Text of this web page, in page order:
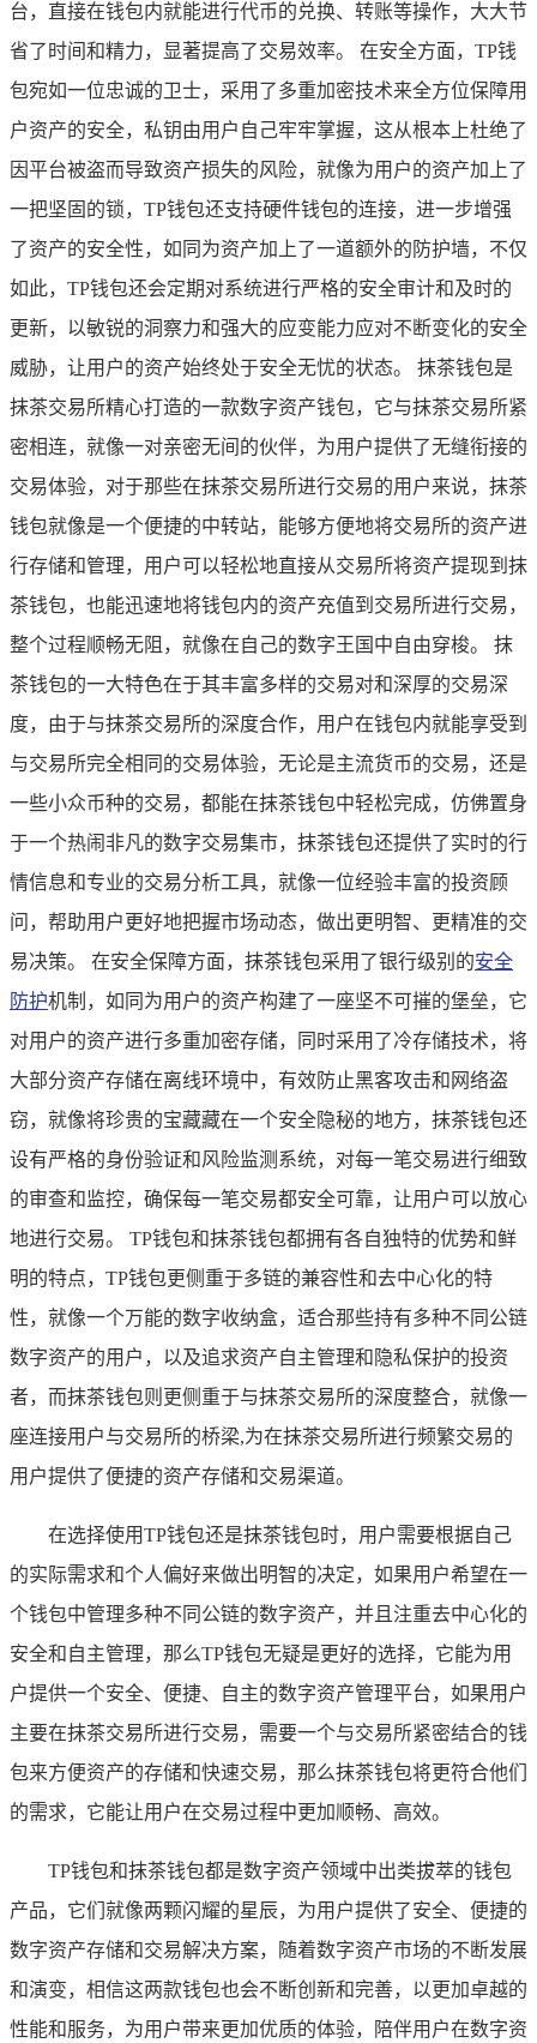
台，直接在钱包内就能进行代币的兑换、转账等操作，大大节
省了时间和精力，显著提高了交易效率。 在安全方面，TP钱
包宛如一位忠诚的卫士，采用了多重加密技术来全方位保障用
户资产的安全，私钥由用户自己牢牢掌握，这从根本上杜绝了
因平台被盗而导致资产损失的风险，就像为用户的资产加上了
一把坚固的锁，TP钱包还支持硬件钱包的连接，进一步增强
了资产的安全性，如同为资产加上了一道额外的防护墙，不仅
如此，TP钱包还会定期对系统进行严格的安全审计和及时的
更新，以敏锐的洞察力和强大的应变能力应对不断变化的安全
威胁，让用户的资产始终处于安全无忧的状态。 抹茶钱包是
抹茶交易所精心打造的一款数字资产钱包，它与抹茶交易所紧
密相连，就像一对亲密无间的伙伴，为用户提供了无缝衔接的
交易体验，对于那些在抹茶交易所进行交易的用户来说，抹茶
钱包就像是一个便捷的中转站，能够方便地将交易所的资产进
行存储和管理，用户可以轻松地直接从交易所将资产提现到抹
茶钱包，也能迅速地将钱包内的资产充值到交易所进行交易，
整个过程顺畅无阻，就像在自己的数字王国中自由穿梭。 抹
茶钱包的一大特色在于其丰富多样的交易对和深厚的交易深
度，由于与抹茶交易所的深度合作，用户在钱包内就能享受到
与交易所完全相同的交易体验，无论是主流货币的交易，还是
一些小众币种的交易，都能在抹茶钱包中轻松完成，仿佛置身
于一个热闹非凡的数字交易集市，抹茶钱包还提供了实时的行
情信息和专业的交易分析工具，就像一位经验丰富的投资顾
问，帮助用户更好地把握市场动态，做出更明智、更精准的交
易决策。 在安全保障方面，抹茶钱包采用了银行级别的安全
防护机制，如同为用户的资产构建了一座坚不可摧的堡垒，它
对用户的资产进行多重加密存储，同时采用了冷存储技术，将
大部分资产存储在离线环境中，有效防止黑客攻击和网络盗
窃，就像将珍贵的宝藏藏在一个安全隐秘的地方，抹茶钱包还
设有严格的身份验证和风险监测系统，对每一笔交易进行细致
的审查和监控，确保每一笔交易都安全可靠，让用户可以放心
地进行交易。 TP钱包和抹茶钱包都拥有各自独特的优势和鲜
明的特点，TP钱包更侧重于多链的兼容性和去中心化的特
性，就像一个万能的数字收纳盒，适合那些持有多种不同公链
数字资产的用户，以及追求资产自主管理和隐私保护的投资
者，而抹茶钱包则更侧重于与抹茶交易所的深度整合，就像一
座连接用户与交易所的桥梁,为在抹茶交易所进行频繁交易的
用户提供了便捷的资产存储和交易渠道。
在选择使用TP钱包还是抹茶钱包时，用户需要根据自己
的实际需求和个人偏好来做出明智的决定，如果用户希望在一
个钱包中管理多种不同公链的数字资产，并且注重去中心化的
安全和自主管理，那么TP钱包无疑是更好的选择，它能为用
户提供一个安全、便捷、自主的数字资产管理平台，如果用户
主要在抹茶交易所进行交易，需要一个与交易所紧密结合的钱
包来方便资产的存储和快速交易，那么抹茶钱包将更符合他们
的需求，它能让用户在交易过程中更加顺畅、高效。
TP钱包和抹茶钱包都是数字资产领域中出类拔萃的钱包
产品，它们就像两颗闪耀的星辰，为用户提供了安全、便捷的
数字资产存储和交易解决方案，随着数字资产市场的不断发展
和演变，相信这两款钱包也会不断创新和完善，以更加卓越的
性能和服务，为用户带来更加优质的体验，陪伴用户在数字资